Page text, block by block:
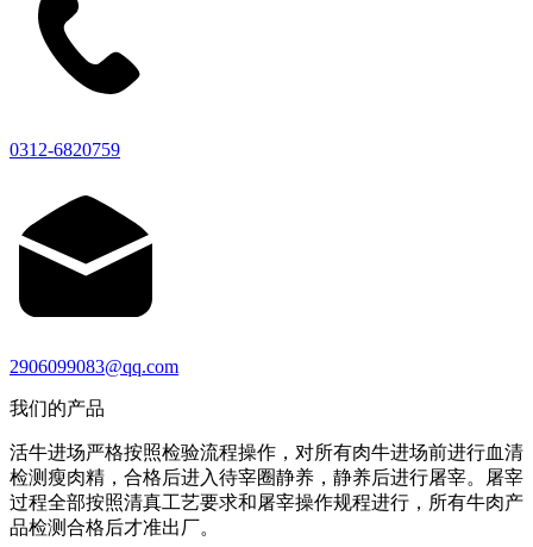
0312-6820759
2906099083@qq.com
我们的产品
活牛进场严格按照检验流程操作，对所有肉牛进场前进行血清
检测瘦肉精，合格后进入待宰圈静养，静养后进行屠宰。屠宰
过程全部按照清真工艺要求和屠宰操作规程进行，所有牛肉产
品检测合格后才准出厂。